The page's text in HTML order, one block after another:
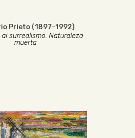
Prieto (1897-1992)
surrealismo. Naturaleza
muerta